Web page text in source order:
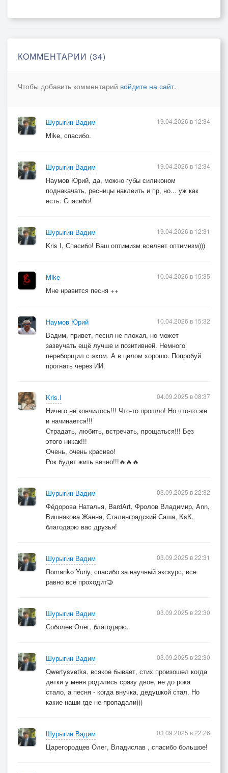
Страдать навзрыд, рассвет любя встречать,
Жить на полняк, а не в ночи украдкой
Очистить душу, все начать сначала,
Но время рока кончилось давно…
КОММЕНТАРИИ (34)
Чтобы добавить комментарий войдите на сайт.
Шурыгин Вадим
Mike, спасибо.
19.04.2026 в 12:34
Шурыгин Вадим
Наумов Юрий, да, можно губы силиконом
поднакачать, ресницы наклеить и пр, но... уж как
есть. Спасибо!
19.04.2026 в 12:34
Шурыгин Вадим
Kris I, Спасибо! Ваш оптимизм вселяет оптимизм)))
19.04.2026 в 12:31
Mike
Мне нравится песня ++
10.04.2026 в 15:35
Наумов Юрий
Вадим, привет, песня не плохая, но может
зазвучать ещё лучше и позитивней. Немного
переборщил с эхом. А в целом хорошо. Попробуй
прогнать через ИИ.
10.04.2026 в 15:32
Kris.I
Ничего не кончилось!!! Что-то прошло! Но что-то же
и начинается!!!
Страдать, любить, встречать, прощаться!!! Без
этого никак!!!
Очень, очень красиво!
Рок будет жить вечно!!!🔥🔥🔥
04.09.2025 в 08:37
Шурыгин Вадим
Фёдорова Наталья, BardArt, Фролов Владимир, Ann,
Вишнякова Жанна, Сталинградский Саша, KsK,
благодарю вас друзья!
03.09.2025 в 22:32
Шурыгин Вадим
Romanko Yuriy, спасибо за научный экскурс, все
равно все проходит🤝
03.09.2025 в 22:31
Шурыгин Вадим
Соболев Олег, благодарю.
03.09.2025 в 22:30
Шурыгин Вадим
Qwertysvetka, всякое бывает, стих произошел когда
детки у меня родились сразу двое, не до рока
стало, а песня - когда внучка, дедушкой стал. Но
какие наши где не пропадали)))
03.09.2025 в 22:30
Шурыгин Вадим
Царегородцев Олег, Владислав , спасибо большое!
03.09.2025 в 22:26